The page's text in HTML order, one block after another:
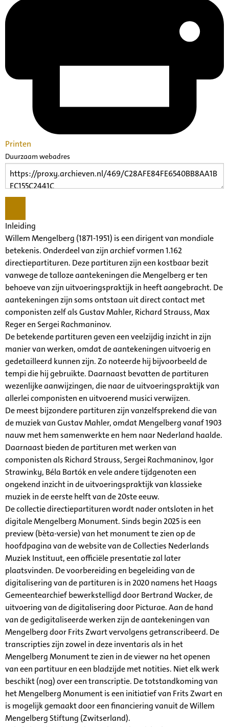
Printen
Duurzaam webadres
Inleiding
Willem Mengelberg (1871-1951) is een dirigent van mondiale
betekenis. Onderdeel van zijn archief vormen 1.162
directiepartituren. Deze partituren zijn een kostbaar bezit
vanwege de talloze aantekeningen die Mengelberg er ten
behoeve van zijn uitvoeringspraktijk in heeft aangebracht. De
aantekeningen zijn soms ontstaan uit direct contact met
componisten zelf als Gustav Mahler, Richard Strauss, Max
Reger en Sergei Rachmaninov.
De betekende partituren geven een veelzijdig inzicht in zijn
manier van werken, omdat de aantekeningen uitvoerig en
gedetailleerd kunnen zijn. Zo noteerde hij bijvoorbeeld de
tempi die hij gebruikte. Daarnaast bevatten de partituren
wezenlijke aanwijzingen, die naar de uitvoeringspraktijk van
allerlei componisten en uitvoerend musici verwijzen.
De meest bijzondere partituren zijn vanzelfsprekend die van
de muziek van Gustav Mahler, omdat Mengelberg vanaf 1903
nauw met hem samenwerkte en hem naar Nederland haalde.
Daarnaast bieden de partituren met werken van
componisten als Richard Strauss, Sergei Rachmaninov, Igor
Strawinky, Béla Bartók en vele andere tijdgenoten een
ongekend inzicht in de uitvoeringspraktijk van klassieke
muziek in de eerste helft van de 20ste eeuw.
De collectie directiepartituren wordt nader ontsloten in het
digitale Mengelberg Monument. Sinds begin 2025 is een
preview (bèta-versie) van het monument te zien op de
hoofdpagina van de website van de Collecties Nederlands
Muziek Instituut, een officiële presentatie zal later
plaatsvinden. De voorbereiding en begeleiding van de
digitalisering van de partituren is in 2020 namens het Haags
Gemeentearchief bewerkstelligd door Bertrand Wacker, de
uitvoering van de digitalisering door Picturae. Aan de hand
van de gedigitaliseerde werken zijn de aantekeningen van
Mengelberg door Frits Zwart vervolgens getranscribeerd. De
transcripties zijn zowel in deze inventaris als in het
Mengelberg Monument te zien in de viewer na het openen
van een partituur en een bladzijde met notities. Niet elk werk
beschikt (nog) over een transcriptie. De totstandkoming van
het Mengelberg Monument is een initiatief van Frits Zwart en
is mogelijk gemaakt door een financiering vanuit de Willem
Mengelberg Stiftung (Zwitserland).